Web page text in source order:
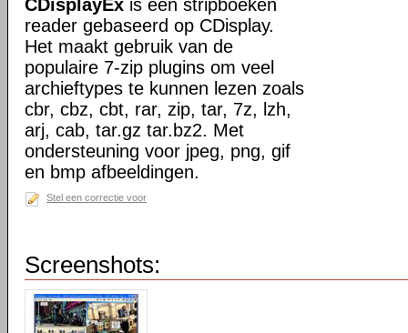
CDisplayEx is een stripboeken
reader gebaseerd op CDisplay.
Het maakt gebruik van de
populaire 7-zip plugins om veel
archieftypes te kunnen lezen zoals
cbr, cbz, cbt, rar, zip, tar, 7z, lzh,
arj, cab, tar.gz tar.bz2. Met
ondersteuning voor jpeg, png, gif
en bmp afbeeldingen.
Stel een correctie voor
Screenshots: